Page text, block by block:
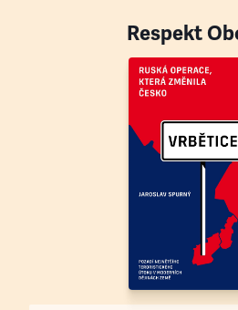
Respekt